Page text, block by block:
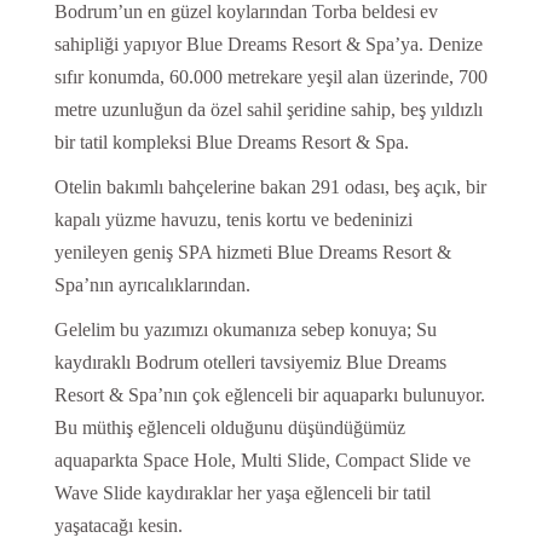
Bodrum’un en güzel koylarından Torba beldesi ev
sahipliği yapıyor Blue Dreams Resort & Spa’ya. Denize
sıfır konumda, 60.000 metrekare yeşil alan üzerinde, 700
metre uzunluğun da özel sahil şeridine sahip, beş yıldızlı
bir tatil kompleksi Blue Dreams Resort & Spa.
Otelin bakımlı bahçelerine bakan 291 odası, beş açık, bir
kapalı yüzme havuzu, tenis kortu ve bedeninizi
yenileyen geniş SPA hizmeti Blue Dreams Resort &
Spa’nın ayrıcalıklarından.
Gelelim bu yazımızı okumanıza sebep konuya; Su
kaydıraklı Bodrum otelleri tavsiyemiz Blue Dreams
Resort & Spa’nın çok eğlenceli bir aquaparkı bulunuyor.
Bu müthiş eğlenceli olduğunu düşündüğümüz
aquaparkta Space Hole, Multi Slide, Compact Slide ve
Wave Slide kaydıraklar her yaşa eğlenceli bir tatil
yaşatacağı kesin.